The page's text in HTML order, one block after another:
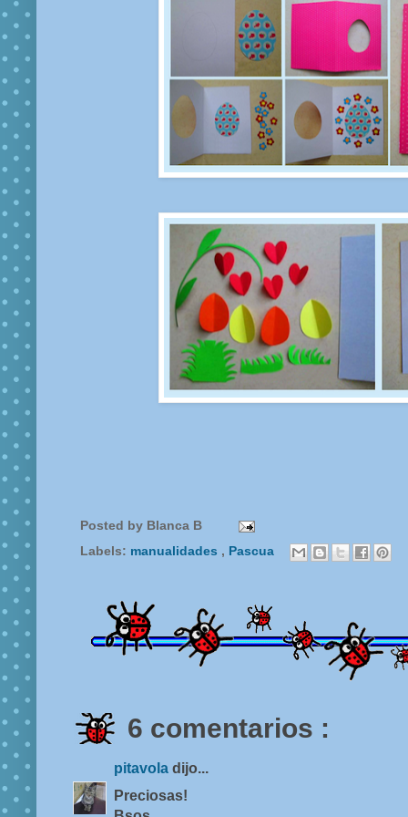
Posted by Blanca B
Labels: manualidades , Pascua
6 comentarios :
pitavola dijo...
Preciosas!